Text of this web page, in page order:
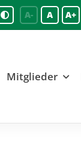
A- A A+
Mitglieder